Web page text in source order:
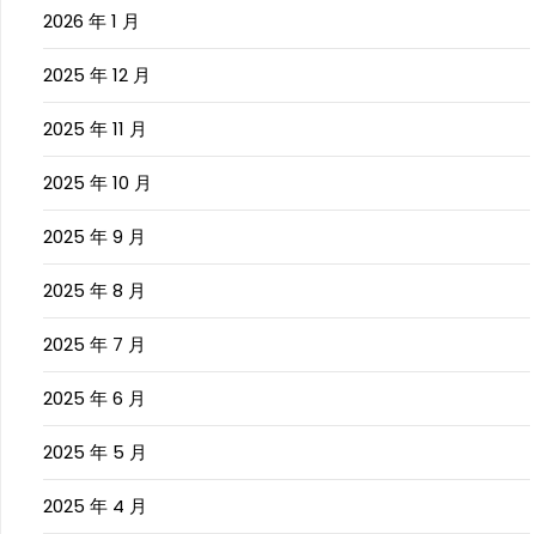
2026 年 1 月
2025 年 12 月
2025 年 11 月
2025 年 10 月
2025 年 9 月
2025 年 8 月
2025 年 7 月
2025 年 6 月
2025 年 5 月
2025 年 4 月